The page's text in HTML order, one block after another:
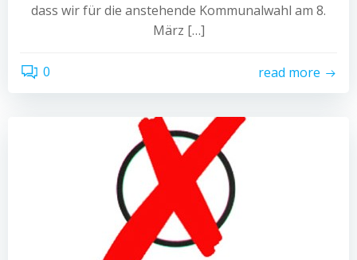
dass wir für die anstehende Kommunalwahl am 8.
März […]
0 read more